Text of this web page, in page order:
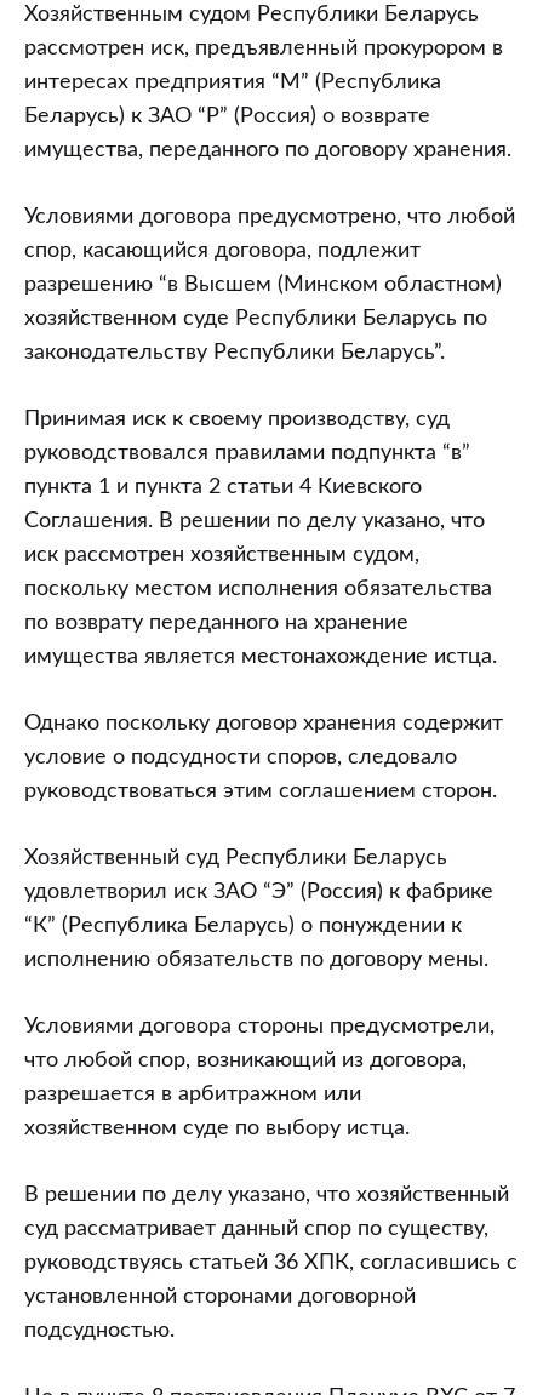
Хозяйственным судом Республики Беларусь
рассмотрен иск, предъявленный прокурором в
интересах предприятия “М” (Республика
Беларусь) к ЗАО “Р” (Россия) о возврате
имущества, переданного по договору хранения.
Условиями договора предусмотрено, что любой
спор, касающийся договора, подлежит
разрешению “в Высшем (Минском областном)
хозяйственном суде Республики Беларусь по
законодательству Республики Беларусь”.
Принимая иск к своему производству, суд
руководствовался правилами подпункта “в”
пункта 1 и пункта 2 статьи 4 Киевского
Соглашения. В решении по делу указано, что
иск рассмотрен хозяйственным судом,
поскольку местом исполнения обязательства
по возврату переданного на хранение
имущества является местонахождение истца.
Однако поскольку договор хранения содержит
условие о подсудности споров, следовало
руководствоваться этим соглашением сторон.
Хозяйственный суд Республики Беларусь
удовлетворил иск ЗАО “Э” (Россия) к фабрике
“К” (Республика Беларусь) о понуждении к
исполнению обязательств по договору мены.
Условиями договора стороны предусмотрели,
что любой спор, возникающий из договора,
разрешается в арбитражном или
хозяйственном суде по выбору истца.
В решении по делу указано, что хозяйственный
суд рассматривает данный спор по существу,
руководствуясь статьей 36 ХПК, согласившись с
установленной сторонами договорной
подсудностью.